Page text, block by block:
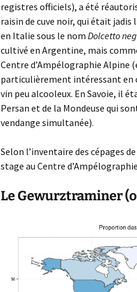
registres officiels), a été
raisin de cuve noir, qui était
en Italie sous le nom Dolcetto
cultivé en Argentine, mais
Centre d’Ampélographie Alpine
particulièrement intéressant en
vin peu alcooleux. En Savoie, il
Persan et de la Mondeuse qui
vendange simultanée).
Selon l’inventaire des cépages
stage au Centre
Le Gewurztraminer